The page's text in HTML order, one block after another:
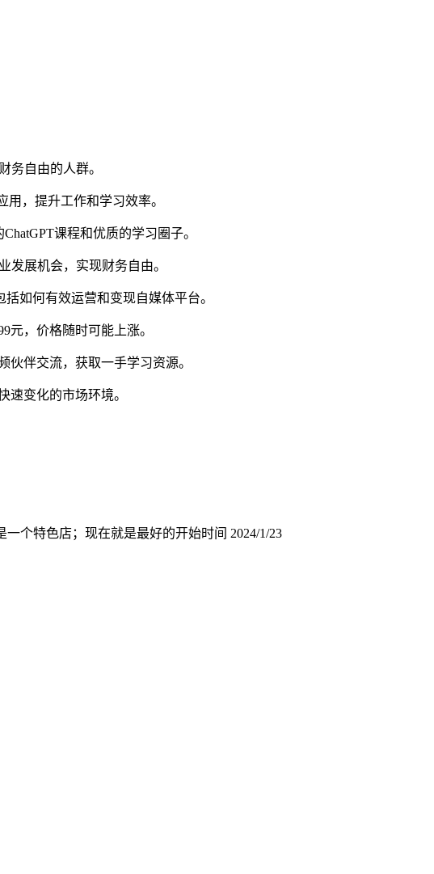
务自由的人群。
，提升工作和学习效率。
课程和优质的学习圈子。
发展机会，实现财务自由。
如何有效运营和变现自媒体平台。
元，价格随时可能上涨。
伴交流，获取一手学习资源。
速变化的市场环境。
一个特色店；现在就是最好的开始时间 2024/1/23